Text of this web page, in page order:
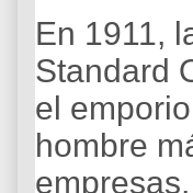
En 1911,
Standard
el
hombre